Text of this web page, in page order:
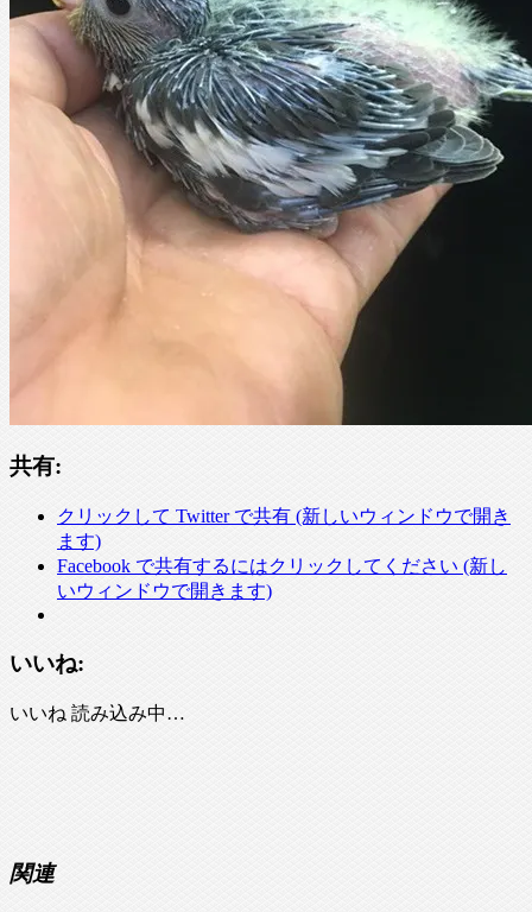
共有:
クリックして Twitter で共有 (新しいウィンドウで開き
ます)
Facebook で共有するにはクリックしてください (新し
いウィンドウで開きます)
いいね:
いいね 読み込み中…
関連